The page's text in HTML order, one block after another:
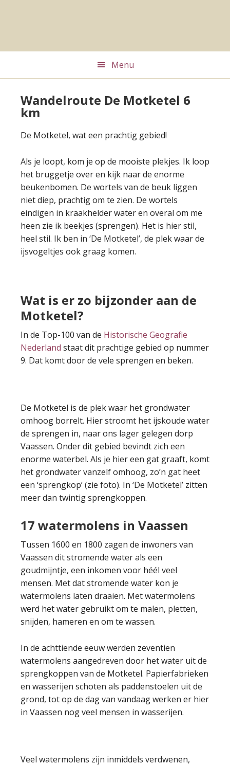
Menu
Wandelroute De Motketel 6
km
De Motketel, wat een prachtig gebied!
Als je loopt, kom je op de mooiste plekjes. Ik loop
het bruggetje over en kijk naar de enorme
beukenbomen. De wortels van de beuk liggen
niet diep, prachtig om te zien. De wortels
eindigen in kraakhelder water en overal om me
heen zie ik beekjes (sprengen). Het is hier stil,
heel stil. Ik ben in ‘De Motketel’, de plek waar de
ijsvogeltjes ook graag komen.
Wat is er zo bijzonder aan de
Motketel?
In de Top-100 van de Historische Geografie
Nederland staat dit prachtige gebied op nummer
9. Dat komt door de vele sprengen en beken.
De Motketel is de plek waar het grondwater
omhoog borrelt. Hier stroomt het ijskoude water
de sprengen in, naar ons lager gelegen dorp
Vaassen. Onder dit gebied bevindt zich een
enorme waterbel. Als je hier een gat graaft, komt
het grondwater vanzelf omhoog, zo’n gat heet
een ‘sprengkop’ (zie foto). In ‘De Motketel’ zitten
meer dan twintig sprengkoppen.
17 watermolens in Vaassen
Tussen 1600 en 1800 zagen de inwoners van
Vaassen dit stromende water als een
goudmijntje, een inkomen voor héél veel
mensen. Met dat stromende water kon je
watermolens laten draaien. Met watermolens
werd het water gebruikt om te malen, pletten,
snijden, hameren en om te wassen.
In de achttiende eeuw werden zeventien
watermolens aangedreven door het water uit de
sprengkoppen van de Motketel. Papierfabrieken
en wasserijen schoten als paddenstoelen uit de
grond, tot op de dag van vandaag werken er hier
in Vaassen nog veel mensen in wasserijen.
Veel watermolens zijn inmiddels verdwenen,